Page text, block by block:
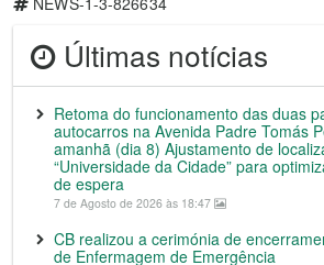
Últimas notícias
Retoma do funcionamento das duas
autocarros na Avenida Padre Tomás
amanhã (dia 8) Ajustamento de
“Universidade da Cidade” para
de espera
7 de Agosto de 2026 às 18:47
CB realizou a cerimónia de
de Enfermagem de Emergência